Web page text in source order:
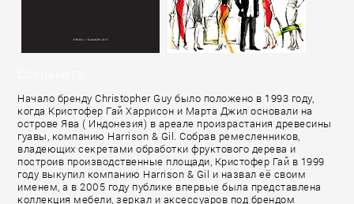
Начало бренду Christopher Guy было положено в 1993 году,
когда Кристофер Гай Харрисон и Марта Джил основали на
острове Ява ( Индонезия) в ареале произрастания древесины
гуавы, компанию Harrison & Gil. Собрав ремесленников,
владеющих секретами обработки фруктового дерева и
построив производственные площади, Кристофер Гай в 1999
году выкупил компанию Harrison & Gil и назвал её своим
именем, а в 2005 году публике впервые была представлена
коллекция мебели, зеркал и аксессуаров под брендом